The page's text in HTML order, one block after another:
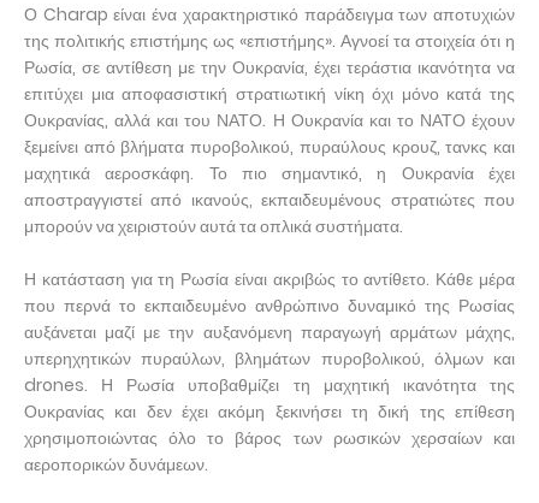
Ο Charap είναι ένα χαρακτηριστικό παράδειγμα των αποτυχιών
της πολιτικής επιστήμης ως «επιστήμης». Αγνοεί τα στοιχεία ότι η
Ρωσία, σε αντίθεση με την Ουκρανία, έχει τεράστια ικανότητα να
επιτύχει μια αποφασιστική στρατιωτική νίκη όχι μόνο κατά της
Ουκρανίας, αλλά και του ΝΑΤΟ. Η Ουκρανία και το ΝΑΤΟ έχουν
ξεμείνει από βλήματα πυροβολικού, πυραύλους κρουζ, τανκς και
μαχητικά αεροσκάφη. Το πιο σημαντικό, η Ουκρανία έχει
αποστραγγιστεί από ικανούς, εκπαιδευμένους στρατιώτες που
μπορούν να χειριστούν αυτά τα οπλικά συστήματα.
Η κατάσταση για τη Ρωσία είναι ακριβώς το αντίθετο. Κάθε μέρα
που περνά το εκπαιδευμένο ανθρώπινο δυναμικό της Ρωσίας
αυξάνεται μαζί με την αυξανόμενη παραγωγή αρμάτων μάχης,
υπερηχητικών πυραύλων, βλημάτων πυροβολικού, όλμων και
drones. Η Ρωσία υποβαθμίζει τη μαχητική ικανότητα της
Ουκρανίας και δεν έχει ακόμη ξεκινήσει τη δική της επίθεση
χρησιμοποιώντας όλο το βάρος των ρωσικών χερσαίων και
αεροπορικών δυνάμεων.